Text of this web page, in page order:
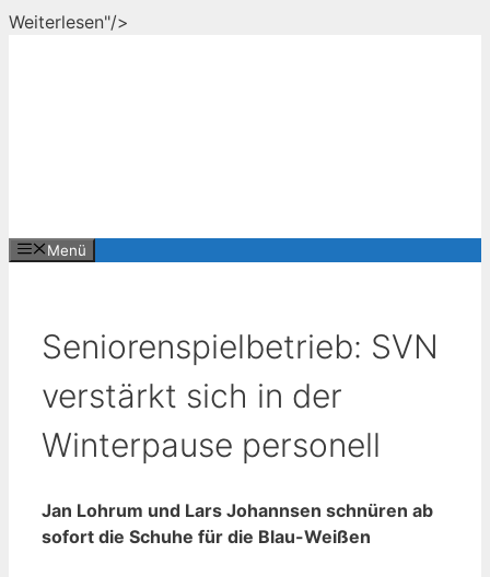
Weiterlesen"/>
Menü
Seniorenspielbetrieb: SVN
verstärkt sich in der
Winterpause personell
Jan Lohrum und Lars Johannsen schnüren ab
sofort die Schuhe für die Blau-Weißen